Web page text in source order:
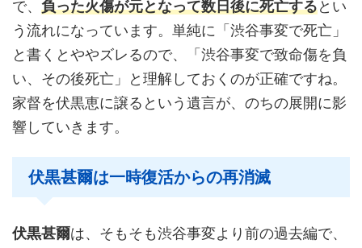
で、 負った火傷が元となって数日後に死亡するとい
う流れになっています。単純に「渋谷事変で死亡」
と書くとややズレるので、「渋谷事変で致命傷を負
い、その後死亡」と理解しておくのが正確ですね。
家督を伏黒恵に譲るという遺言が、のちの展開に影
響していきます。
伏黒甚爾は一時復活からの再消滅
伏黒甚爾は、そもそも渋谷事変より前の過去編で、